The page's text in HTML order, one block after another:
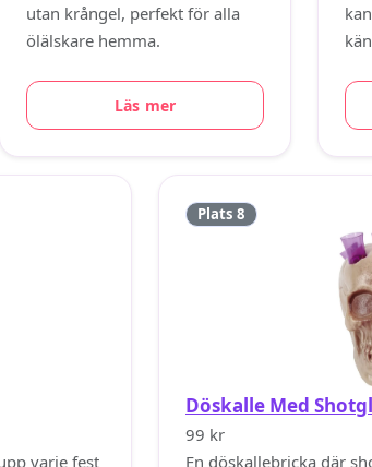
utan krångel, perfekt för alla
ölälskare hemma.
Läs mer
varje fest
Plats 8
Döskalle Med
99 kr
En döskallebricka där